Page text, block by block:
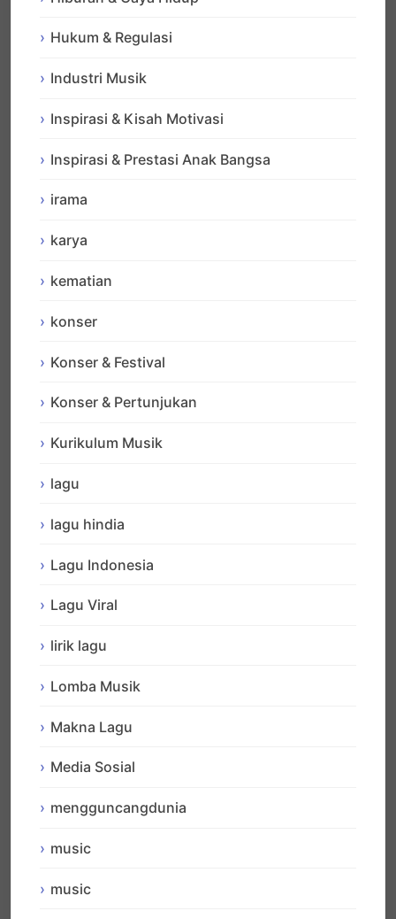
Hukum & Regulasi
Industri Musik
Inspirasi & Kisah Motivasi
Inspirasi & Prestasi Anak Bangsa
irama
karya
kematian
konser
Konser & Festival
Konser & Pertunjukan
Kurikulum Musik
lagu
lagu hindia
Lagu Indonesia
Lagu Viral
lirik lagu
Lomba Musik
Makna Lagu
Media Sosial
mengguncangdunia
music
music